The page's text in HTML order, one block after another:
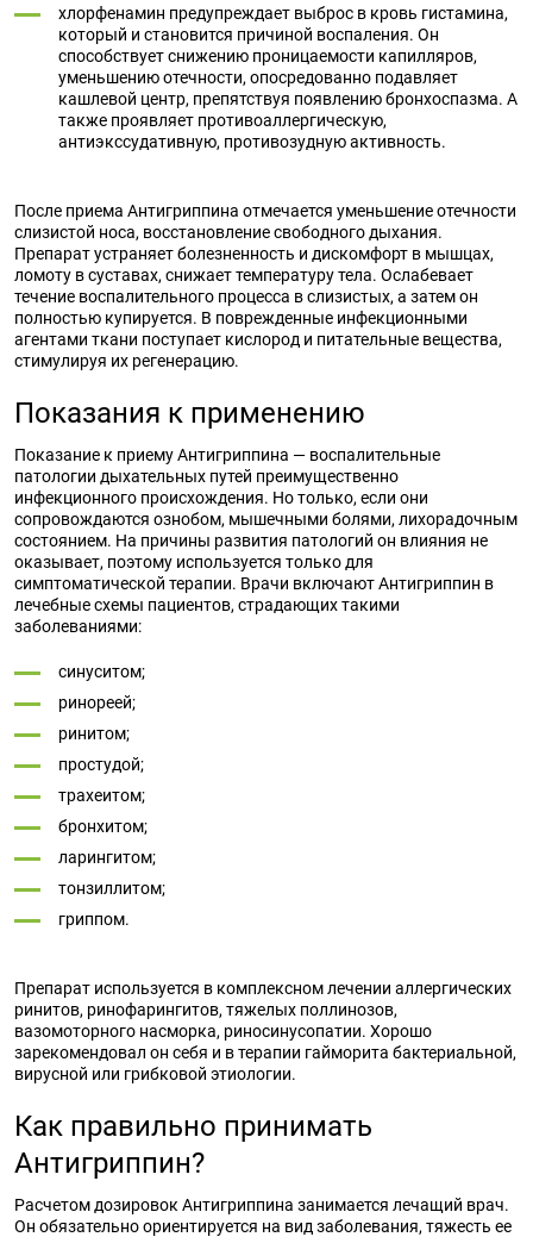
хлорфенамин предупреждает выброс в кровь гистамина,
который и становится причиной воспаления. Он
способствует снижению проницаемости капилляров,
уменьшению отечности, опосредованно подавляет
кашлевой центр, препятствуя появлению бронхоспазма. А
также проявляет противоаллергическую,
антиэкссудативную, противозудную активность.
После приема Антигриппина отмечается уменьшение отечности
слизистой носа, восстановление свободного дыхания.
Препарат устраняет болезненность и дискомфорт в мышцах,
ломоту в суставах, снижает температуру тела. Ослабевает
течение воспалительного процесса в слизистых, а затем он
полностью купируется. В поврежденные инфекционными
агентами ткани поступает кислород и питательные вещества,
стимулируя их регенерацию.
Показания к применению
Показание к приему Антигриппина — воспалительные
патологии дыхательных путей преимущественно
инфекционного происхождения. Но только, если они
сопровождаются ознобом, мышечными болями, лихорадочным
состоянием. На причины развития патологий он влияния не
оказывает, поэтому используется только для
симптоматической терапии. Врачи включают Антигриппин в
лечебные схемы пациентов, страдающих такими
заболеваниями:
синуситом;
ринореей;
ринитом;
простудой;
трахеитом;
бронхитом;
ларингитом;
тонзиллитом;
гриппом.
Препарат используется в комплексном лечении аллергических
ринитов, ринофарингитов, тяжелых поллинозов,
вазомоторного насморка, риносинусопатии. Хорошо
зарекомендовал он себя и в терапии гайморита бактериальной,
вирусной или грибковой этиологии.
Как правильно принимать
Антигриппин?
Расчетом дозировок Антигриппина занимается лечащий врач.
Он обязательно ориентируется на вид заболевания, тяжесть ее